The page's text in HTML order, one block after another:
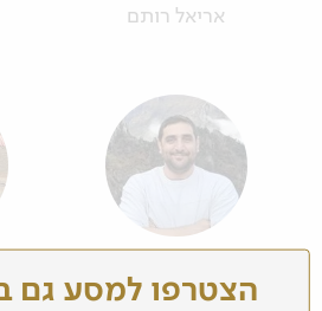
אריאל רותם
הצטרפו למסע גם